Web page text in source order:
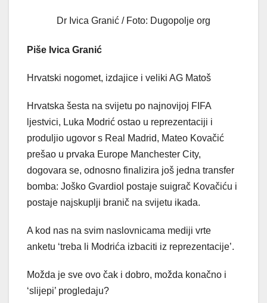
Dr Ivica Granić / Foto: Dugopolje org
Piše Ivica Granić
Hrvatski nogomet, izdajice i veliki AG Matoš
Hrvatska šesta na svijetu po najnovijoj FIFA
ljestvici, Luka Modrić ostao u reprezentaciji i
produljio ugovor s Real Madrid, Mateo Kovačić
prešao u prvaka Europe Manchester City,
dogovara se, odnosno finalizira još jedna transfer
bomba: Joško Gvardiol postaje suigrač Kovačiću i
postaje najskuplji branič na svijetu ikada.
A kod nas na svim naslovnicama mediji vrte
anketu ‘treba li Modrića izbaciti iz reprezentacije’.
Možda je sve ovo čak i dobro, možda konačno i
‘slijepi’ progledaju?